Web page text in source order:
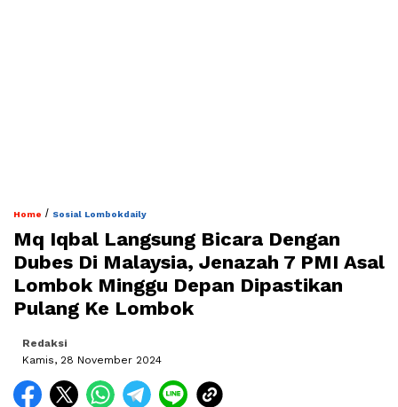
Home / Sosial Lombokdaily
Mq Iqbal Langsung Bicara Dengan
Dubes Di Malaysia, Jenazah 7 PMI Asal
Lombok Minggu Depan Dipastikan
Pulang Ke Lombok
Redaksi
Kamis, 28 November 2024